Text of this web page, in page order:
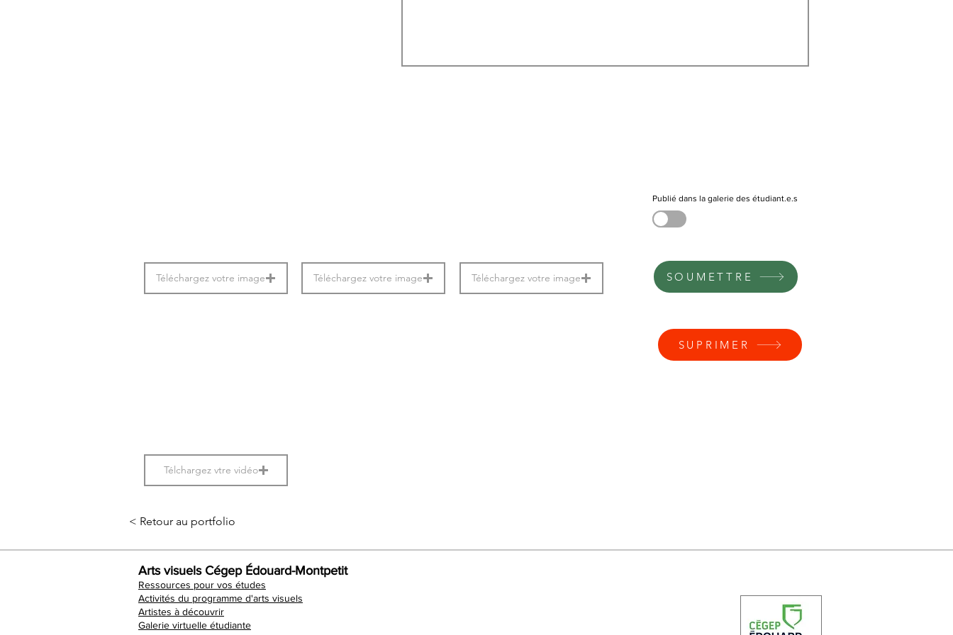
Téléchargez votre image Téléchargez votre image Téléchargez votre image
Publié dans la galerie des étudiant.e.s
SOUMETTRE
SUPRIMER
Télchargez vtre vidéo
< Retour au portfolio
Arts visuels Cégep Édouard-Montpetit
Ressources pour vos études
Activités du programme d'arts visuels
Artistes à découvrir
Galerie virtuelle étudiante